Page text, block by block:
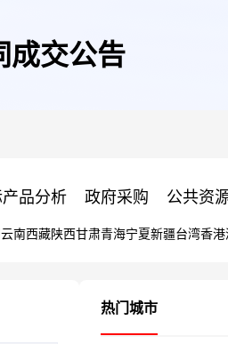
成交公告
品分析 政府采购 公共资
云南西藏陕西甘肃青海宁夏新疆台湾香港
热门城市